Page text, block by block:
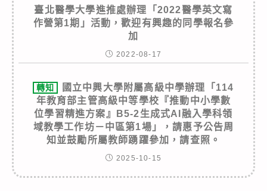
臺北醫學大學進推處辦理「2022醫學英文寫
作營第1期」活動，歡迎有興趣的同學報名參
加
2022-08-17
轉知
國立中興大學附屬高級中學辦理「114
年教育部主管高級中等學校『推動中小學數
位學習精進方案』B5-2生成式AI融入學科領
域教學工作坊－中區第1場」，請惠予公告周
知並鼓勵所屬教師踴躍參加，請查照。
2025-10-15